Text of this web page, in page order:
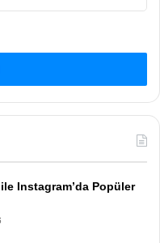
Instagram’da Popüler